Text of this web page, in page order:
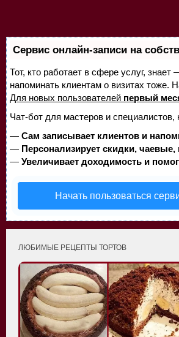
Сервис онлайн-записи на
Тот, кто работает в сфере услуг,
напоминать клиентам о визитах
Для новых пользователей первый
Чат-бот для мастеров и
— Сам записывает клиентов и
— Персонализирует скидки,
— Увеличивает доходимость и
Начать пользоваться
ЛЮБИМЫЕ РЕЦЕПТЫ ТОРТОВ